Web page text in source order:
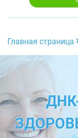
Главная страница